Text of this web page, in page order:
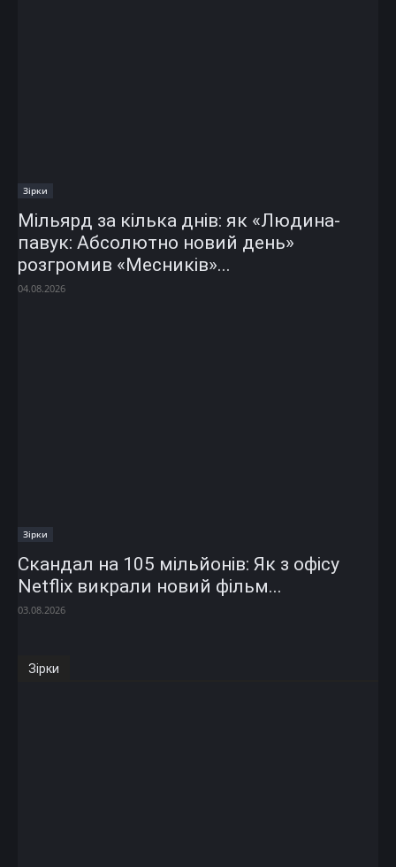
Зірки
Мільярд за кілька днів: як «Людина-
павук: Абсолютно новий день»
розгромив «Месників»...
04.08.2026
Зірки
Скандал на 105 мільйонів: Як з офісу
Netflix викрали новий фільм...
03.08.2026
Зірки